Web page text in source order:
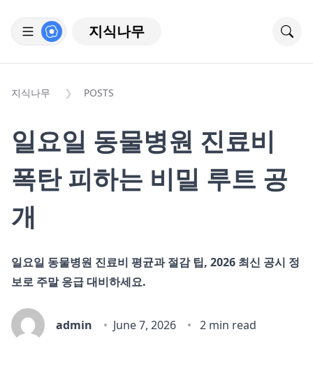
지식나무
지식나무 POSTS
일요일 동물병원 진료비
폭탄 피하는 비밀 루트 공
개
일요일 동물병원 진료비 평균과 절감 팁, 2026 최신 공시 정
보로 주말 응급 대비하세요.
admin June 7, 2026 2 min read